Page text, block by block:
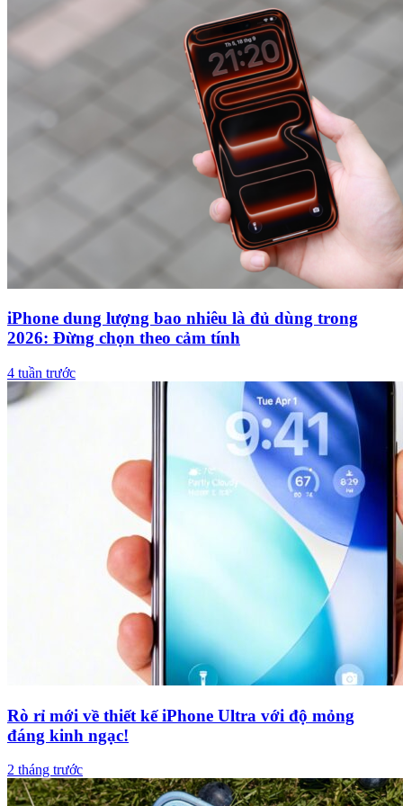
iPhone dung lượng bao nhiêu là đủ dùng trong
2026: Đừng chọn theo cảm tính
4 tuần trước
Rò rỉ mới về thiết kế iPhone Ultra với độ mỏng
đáng kinh ngạc!
2 tháng trước